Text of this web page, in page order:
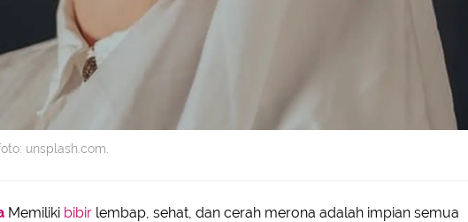
unsplash.com.
Memiliki bibir lembap, sehat, dan cerah merona adalah impian semua